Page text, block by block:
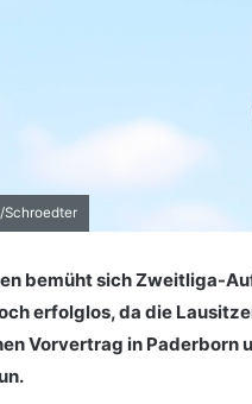
bemüht sich Zweitliga-
erfolglos, da die
Vorvertrag in Paderborn